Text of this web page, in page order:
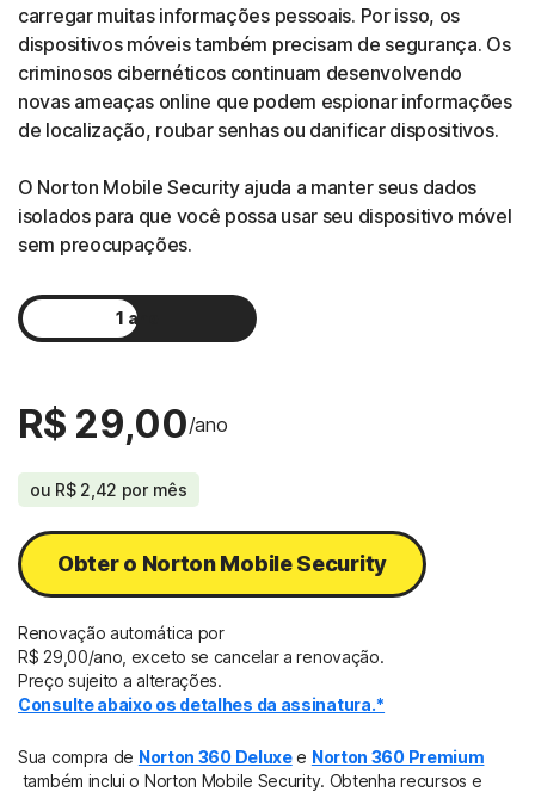
carregar muitas informações pessoais. Por isso, os
dispositivos móveis também precisam de segurança. Os
criminosos cibernéticos continuam desenvolvendo
novas ameaças online que podem espionar informações
de localização, roubar senhas ou danificar dispositivos.
O Norton Mobile Security ajuda a manter seus dados
isolados para que você possa usar seu dispositivo móvel
sem preocupações.
1 ano
R$ 29,00/ano
ou R$ 2,42 por mês
Obter o Norton Mobile Security
Renovação automática por
R$ 29,00/ano, exceto se cancelar a renovação.
Preço sujeito a alterações.
Consulte abaixo os detalhes da assinatura.*
Sua compra de Norton 360 Deluxee Norton 360 Premium
também inclui o Norton Mobile Security. Obtenha recursos e